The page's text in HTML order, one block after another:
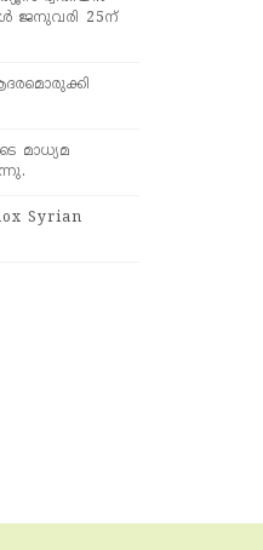
ജനുവരി 25ന്
മാധ്യമ
Syrian